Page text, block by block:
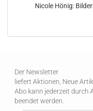
Nicole Hönig:
Der Newsletter
liefert Aktionen, Neue
Abo kann jederzeit durch
beendet werden.